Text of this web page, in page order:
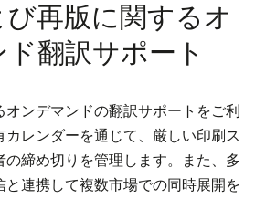
再版に関するオ
翻訳サポート
ンデマンドの翻訳サポートをご利
レンダーを通じて、厳しい印刷ス
締め切りを管理します。また、多
連携して複数市場での同時展開を